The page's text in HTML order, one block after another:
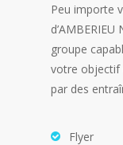
Peu importe
groupe
votre objectif
par des
Flyer